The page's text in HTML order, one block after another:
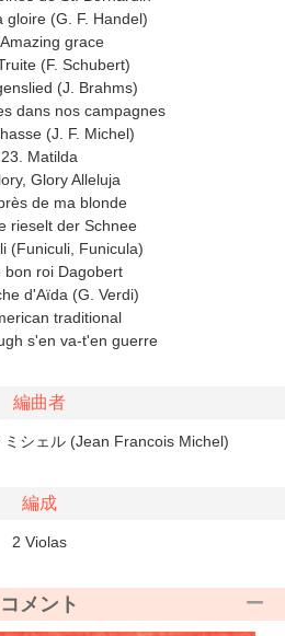
gloire (G. F. Handel)
grace
(F. Schubert)
(J. Brahms)
dans nos campagnes
(J. F. Michel)
23. Matilda
Glory Alleluja
de ma blonde
rieselt der Schnee
(Funiculi, Funicula)
bon roi Dagobert
d'Aïda (G. Verdi)
traditional
s'en va-t'en guerre
編曲者
シェル (Jean Francois Michel)
編成
2 Violas
コメント